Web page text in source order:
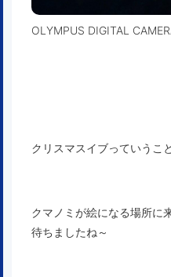
OLYMPUS DIGITAL
クリスマスイブっていうこ
クマノミが絵になる場所に
待ちましたね～